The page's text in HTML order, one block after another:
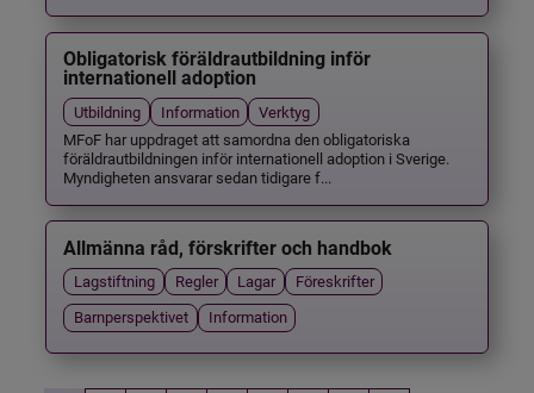
Obligatorisk föräldrautbildning inför
internationell adoption
Utbildning Information
Verktyg
MFoF har uppdraget att samordna den obligatoriska
föräldrautbildningen inför internationell adoption i Sverige.
Myndigheten ansvarar sedan tidigare f...
Allmänna råd, förskrifter och handbok
Lagstiftning Regler Lagar
Föreskrifter
Barnperspektivet
Information